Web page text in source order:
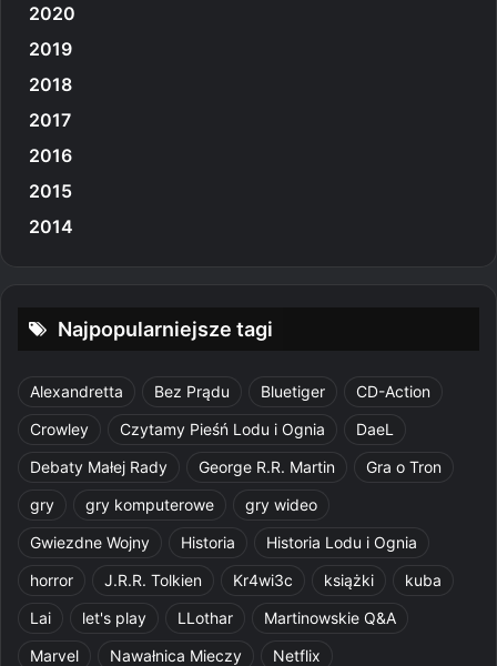
2020
2019
2018
2017
2016
2015
2014
Najpopularniejsze tagi
Alexandretta Bez Prądu Bluetiger
CD-Action
Crowley
Czytamy Pieśń Lodu i Ognia
DaeL
Debaty Małej Rady
George R.R. Martin
Gra o Tron
gry
gry komputerowe
gry wideo
Gwiezdne Wojny
Historia
Historia Lodu i Ognia
horror
J.R.R. Tolkien Kr4wi3c książki
kuba
Lai
let's play LLothar
Martinowskie Q&A
Marvel
Nawałnica Mieczy Netflix